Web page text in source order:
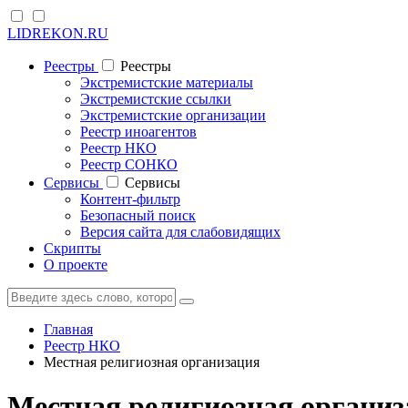
LIDREKON.RU
Реестры
Реестры
Экстремистские материалы
Экстремистские ссылки
Экстремистские организации
Реестр иноагентов
Реестр НКО
Реестр СОНКО
Cервисы
Cервисы
Контент-фильтр
Безопасный поиск
Версия сайта для слабовидящих
Скрипты
О проекте
Главная
Реестр НКО
Местная религиозная организация